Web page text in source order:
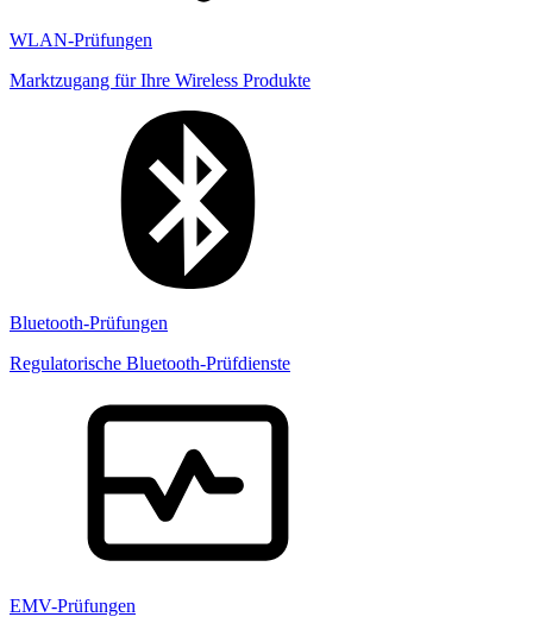
WLAN-Prüfungen
Marktzugang für Ihre Wireless Produkte
Bluetooth-Prüfungen
Regulatorische Bluetooth-Prüfdienste
EMV-Prüfungen